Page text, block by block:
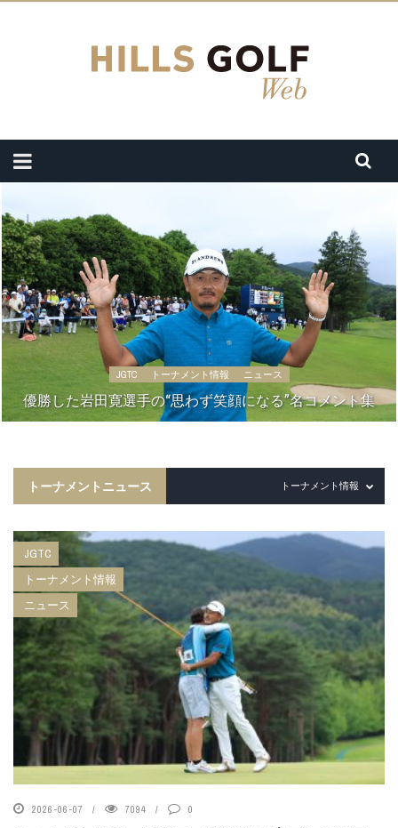
JGTC トーナメント情報 ニュース
優勝した岩田寛選手の“思わず笑顔になる”名コメント集
トーナメントニュース トーナメント情報
JGTC
トーナメント情報
ニュース
2026-06-07 7094 0